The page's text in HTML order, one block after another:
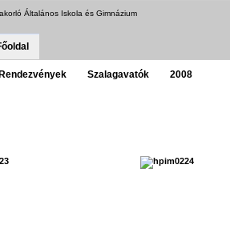
Általános Iskola és Gimnázium
Rendezvények Szalagavatók 2008